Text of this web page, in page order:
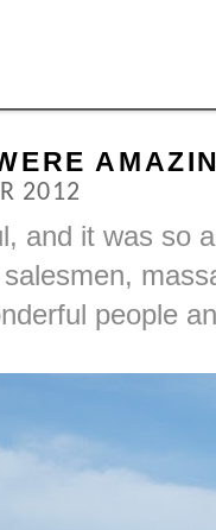
2012
and it was so
people